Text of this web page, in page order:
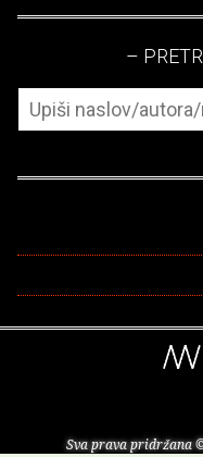
–
Sva prava pridržana